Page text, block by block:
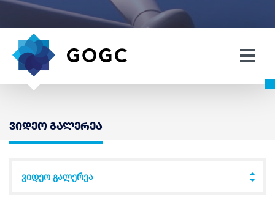
ვიდეო გალერეა
ვიდეო გალერეა
↓